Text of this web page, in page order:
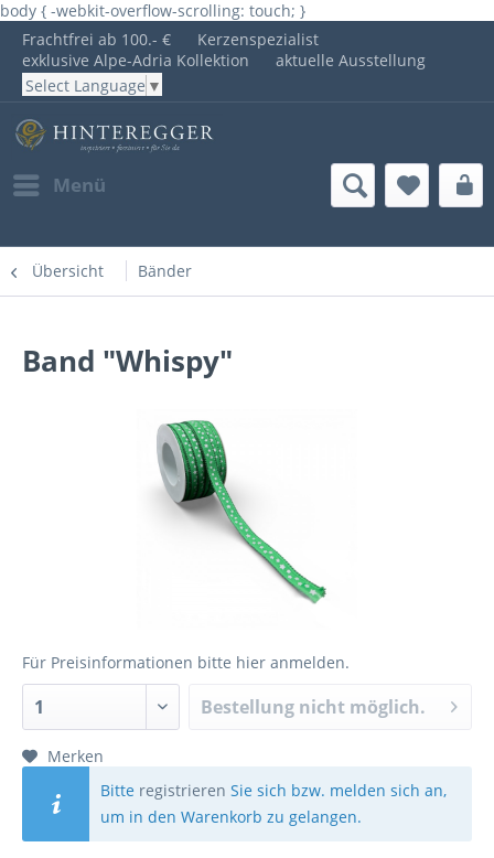
body { -webkit-overflow-scrolling: touch; }
Frachtfrei ab 100.- €
Kerzenspezialist
exklusive Alpe-Adria Kollektion
aktuelle Ausstellung
Select Language ▼
Menü
Übersicht Bänder
Band "Whispy"
Für Preisinformationen bitte hier anmelden.
Bestellung nicht möglich.
Merken
Bitte registrieren Sie sich bzw. melden sich an,
um in den Warenkorb zu gelangen.